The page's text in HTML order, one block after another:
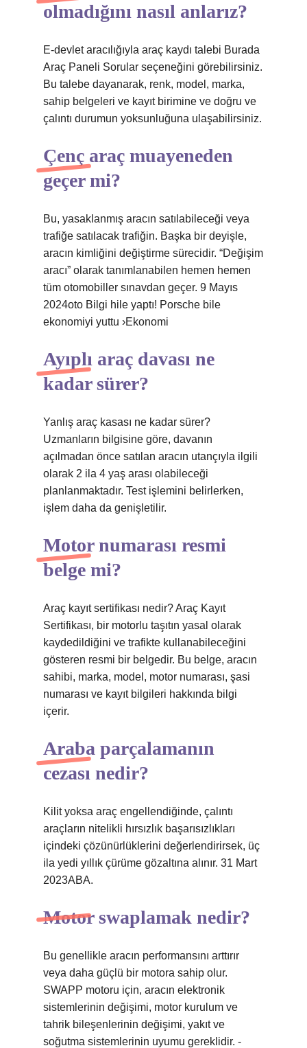
olmadığını nasıl anlarız?
E-devlet aracılığıyla araç kaydı talebi Burada
Araç Paneli Sorular seçeneğini görebilirsiniz.
Bu talebe dayanarak, renk, model, marka,
sahip belgeleri ve kayıt birimine ve doğru ve
çalıntı durumun yoksunluğuna ulaşabilirsiniz.
Çenç araç muayeneden
geçer mi?
Bu, yasaklanmış aracın satılabileceği veya
trafiğe satılacak trafiğin. Başka bir deyişle,
aracın kimliğini değiştirme sürecidir. “Değişim
aracı” olarak tanımlanabilen hemen hemen
tüm otomobiller sınavdan geçer. 9 Mayıs
2024oto Bilgi hile yaptı! Porsche bile
ekonomiyi yuttu ›Ekonomi
Ayıplı araç davası ne
kadar sürer?
Yanlış araç kasası ne kadar sürer?
Uzmanların bilgisine göre, davanın
açılmadan önce satılan aracın utançıyla ilgili
olarak 2 ila 4 yaş arası olabileceği
planlanmaktadır. Test işlemini belirlerken,
işlem daha da genişletilir.
Motor numarası resmi
belge mi?
Araç kayıt sertifikası nedir? Araç Kayıt
Sertifikası, bir motorlu taşıtın yasal olarak
kaydedildiğini ve trafikte kullanabileceğini
gösteren resmi bir belgedir. Bu belge, aracın
sahibi, marka, model, motor numarası, şasi
numarası ve kayıt bilgileri hakkında bilgi
içerir.
Araba parçalamanın
cezası nedir?
Kilit yoksa araç engellendiğinde, çalıntı
araçların nitelikli hırsızlık başarısızlıkları
içindeki çözünürlüklerini değerlendirirsek, üç
ila yedi yıllık çürüme gözaltına alınır. 31 Mart
2023ABA.
Motor swaplamak nedir?
Bu genellikle aracın performansını arttırır
veya daha güçlü bir motora sahip olur.
SWAPP motoru için, aracın elektronik
sistemlerinin değişimi, motor kurulum ve
tahrik bileşenlerinin değişimi, yakıt ve
soğutma sistemlerinin uyumu gereklidir. -